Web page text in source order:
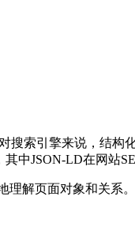
索引擎来说，结构
中JSON-LD在网站
解页面对象和关系